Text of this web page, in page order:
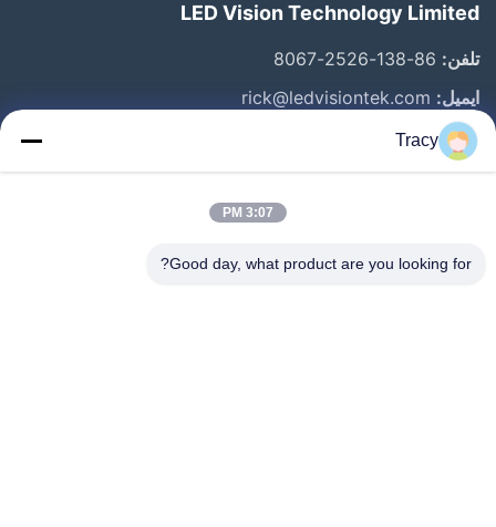
LED Vision Technology Limited
تلفن:
ایمیل:
پیوندهای سریع
محصولات
Tracy
3:07 PM
Good day, what product are you looking for?